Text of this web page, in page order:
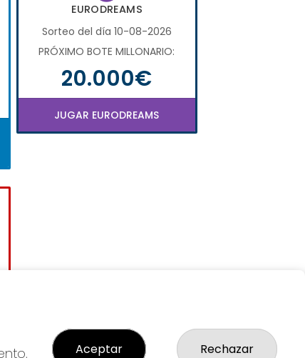
EURODREAMS
Sorteo del día 10-08-2026
PRÓXIMO BOTE MILLONARIO:
20.000€
JUGAR EURODREAMS
Aceptar Rechazar